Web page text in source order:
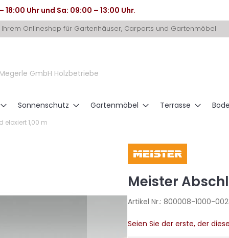
18:00 Uhr und Sa: 09:00 – 13:00 Uhr.
Onlineshop für Gartenhäuser, Carports und Gartenmöbel
Megerle GmbH Holzbetriebe
Sonnenschutz Gartenmöbel Terrasse
eloxiert 1,00 m
Meister
Artikel Nr.: 800008-1000-
Seien Sie der erste, der